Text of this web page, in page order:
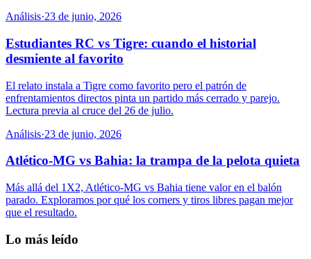
Análisis·23 de junio, 2026
Estudiantes RC vs Tigre: cuando el historial
desmiente al favorito
El relato instala a Tigre como favorito pero el patrón de
enfrentamientos directos pinta un partido más cerrado y parejo.
Lectura previa al cruce del 26 de julio.
Análisis·23 de junio, 2026
Atlético-MG vs Bahia: la trampa de la pelota quieta
Más allá del 1X2, Atlético-MG vs Bahia tiene valor en el balón
parado. Exploramos por qué los corners y tiros libres pagan mejor
que el resultado.
Lo más leído